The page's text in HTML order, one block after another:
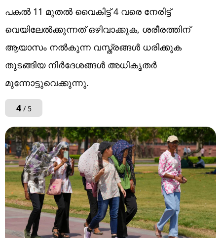
പകല്‍ 11 മുതല്‍ വൈകിട്ട് 4 വരെ നേരിട്ട്
വെയിലേല്‍ക്കുന്നത് ഒഴിവാക്കുക, ശരീരത്തിന്
ആയാസം നല്‍കുന്ന വസ്ത്രങ്ങള്‍ ധരിക്കുക
തുടങ്ങിയ നിര്‍ദേശങ്ങള്‍ അധികൃതര്‍
മുന്നോട്ടുവെക്കുന്നു.
4/ 5